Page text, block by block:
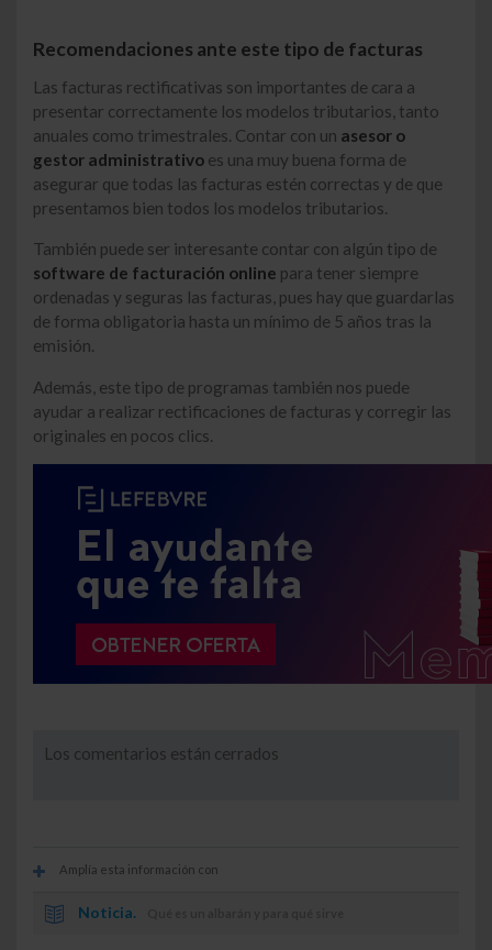
Recomendaciones ante este tipo de facturas
Las facturas rectificativas son importantes de cara a
presentar correctamente los modelos tributarios, tanto
anuales como trimestrales. Contar con un asesor o
gestor administrativo es una muy buena forma de
asegurar que todas las facturas estén correctas y de que
presentamos bien todos los modelos tributarios.
También puede ser interesante contar con algún tipo de
software de facturación online para tener siempre
ordenadas y seguras las facturas, pues hay que guardarlas
de forma obligatoria hasta un mínimo de 5 años tras la
emisión.
Además, este tipo de programas también nos puede
ayudar a realizar rectificaciones de facturas y corregir las
originales en pocos clics.
Los comentarios están cerrados
Amplía esta información con
Noticia.